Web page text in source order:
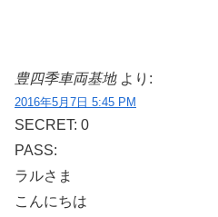
豊四季車両基地 より:
2016年5月7日 5:45 PM
SECRET: 0
PASS:
ラルさま
こんにちは